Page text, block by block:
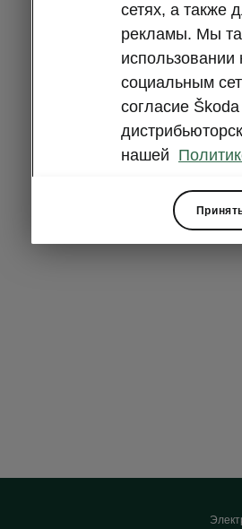
сетях, а также
рекламы. Мы
социальным
согласие
нашей